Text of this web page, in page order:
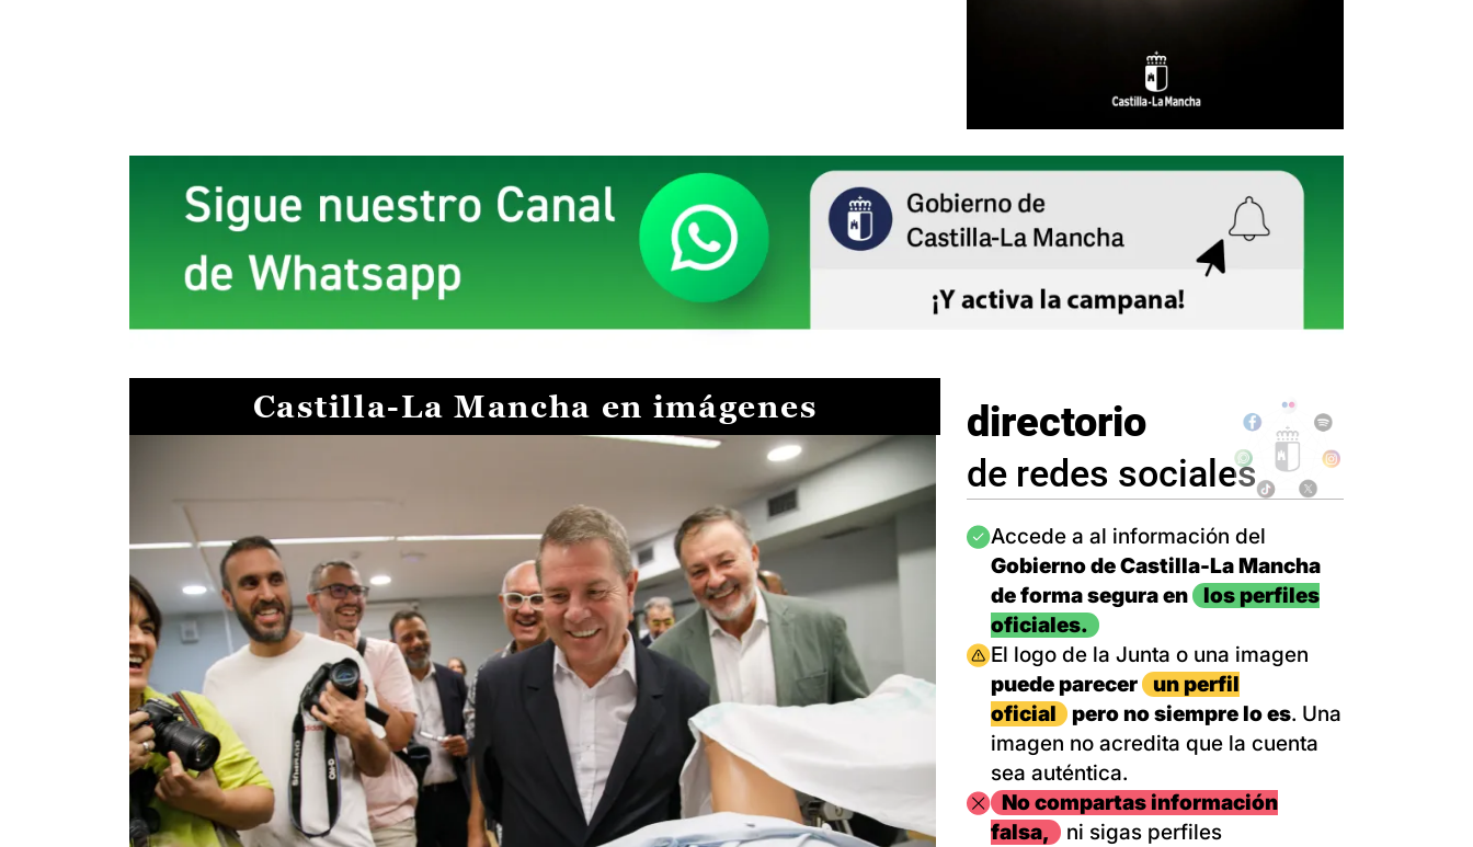
Castilla-La Mancha en imágenes directorio
de redes sociales
Imagen
Accede a al información del
Gobierno de Castilla-La Mancha
de forma segura en
los perfiles
oficiales.
Imagen
El logo de la Junta o una imagen
puede parecer
un perfil
oficial
pero no siempre lo es. Una
imagen no acredita que la cuenta
sea auténtica.
ImagenNo compartas información
falsa,
ni sigas perfiles